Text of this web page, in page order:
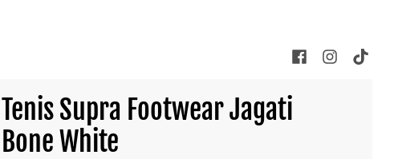
Tenis Supra Footwear Jagati
Bone White